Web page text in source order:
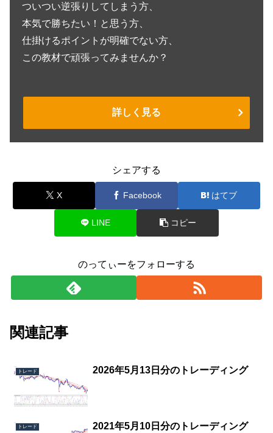
ついつい逆張りしてしまう方、
本気で勝ちたい！と思う方、
仕掛けるポイントが明確でない方、
この教材で頑張ってみませんか？
詳しく見る
シェアする
X Facebook はてブ
LINE コピー
のってぃーをフォローする
関連記事
トレード 2026年5月13日分のトレーディング
トレード 2021年5月10日分のトレーディング